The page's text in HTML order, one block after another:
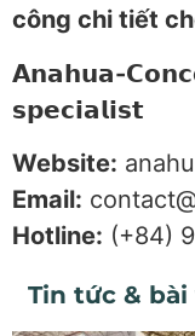
công chi tiết
𝗔𝗻𝗮𝗵𝘂𝗮-
𝘀𝗽𝗲𝗰𝗶𝗮𝗹𝗶𝘀𝘁
Website:
Email:
Hotline: (+84)
Tin tức &